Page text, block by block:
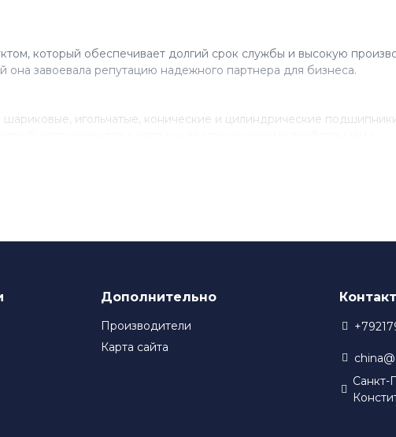
который обеспечивает долгий срок службы и высокую
завоевала репутацию надежного партнера для бизнеса.
игольчатые, конические и цилиндрические
Дополнительно
Производители
Карта сайта
Санкт-